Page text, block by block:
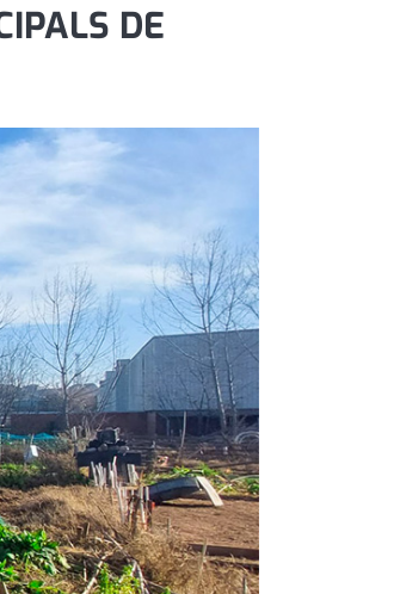
DE